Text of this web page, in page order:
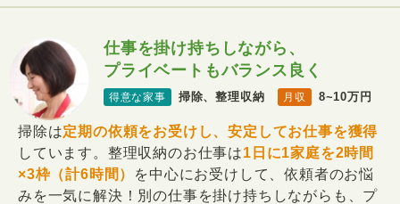
仕事を掛け持ちしながら、
プライベートもバランス良く
得意な家事 掃除、整理収納 月収 8~10万円
掃除は定期の依頼をお受けし、安定してお仕事を獲得
しています。整理収納のお仕事は1日に1家庭を2時間
×3枠（計6時間）
を中心にお受けして、依頼者のお悩
みを一気に解決！別の仕事を掛け持ちしながらも、プ